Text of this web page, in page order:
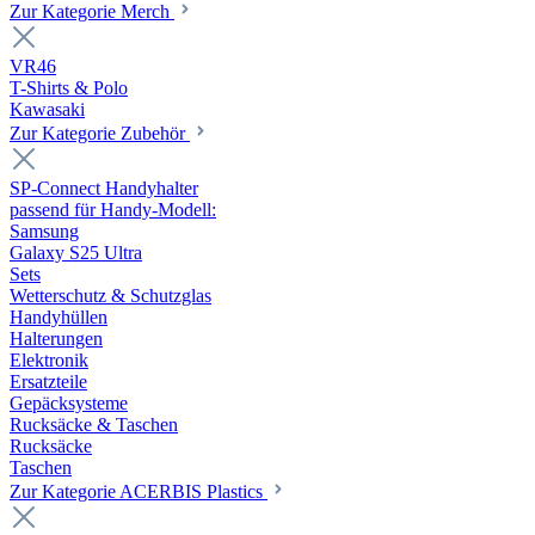
Zur Kategorie Merch
VR46
T-Shirts & Polo
Kawasaki
Zur Kategorie Zubehör
SP-Connect Handyhalter
passend für Handy-Modell:
Samsung
Galaxy S25 Ultra
Sets
Wetterschutz & Schutzglas
Handyhüllen
Halterungen
Elektronik
Ersatzteile
Gepäcksysteme
Rucksäcke & Taschen
Rucksäcke
Taschen
Zur Kategorie ACERBIS Plastics